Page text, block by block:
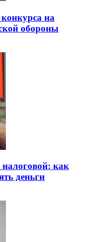
на
обороны
как
деньги